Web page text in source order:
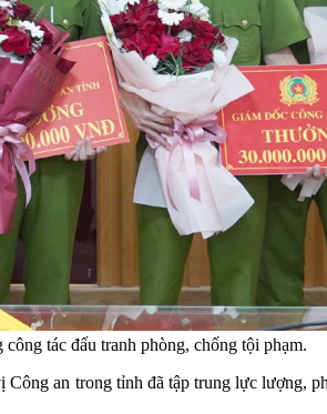
tác đấu tranh phòng, chống tội phạm.
an trong tỉnh đã tập trung lực lượng,